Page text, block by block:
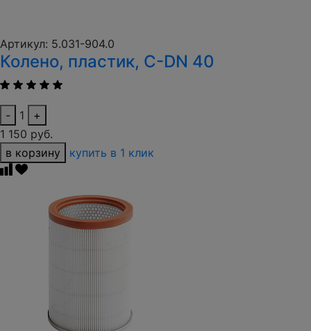
Артикул: 5.031-904.0
Колено, пластик, C-DN 40
- 1
+
1 150 руб.
в корзину
купить в 1 клик